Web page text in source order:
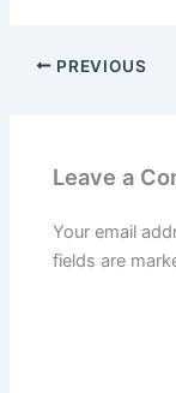
PREVIOUS
Leave a
Your email
fields are